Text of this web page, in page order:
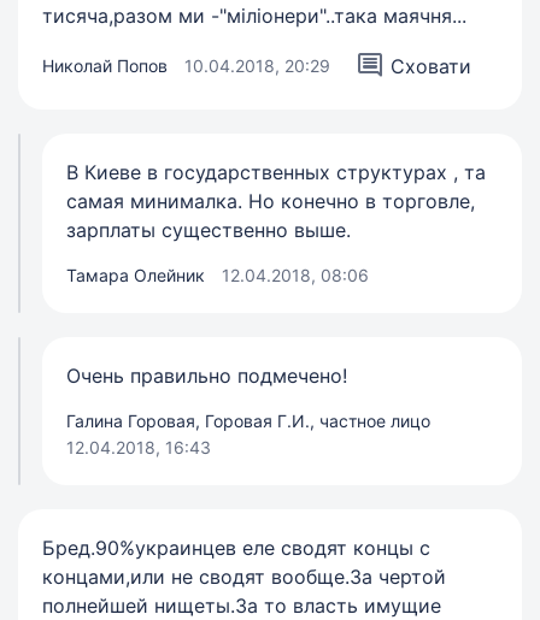
тисяча,разом ми -"міліонери"..така маячня...
Николай Попов 10.04.2018, 20:29 Сховати
В Киеве в государственных структурах , та
самая минималка. Но конечно в торговле,
зарплаты существенно выше.
Тамара Олейник 12.04.2018, 08:06
Очень правильно подмечено!
Галина Горовая, Горовая Г.И., частное лицо
12.04.2018, 16:43
Бред.90%украинцев еле сводят концы с
концами,или не сводят вообще.За чертой
полнейшей нищеты.За то власть имущие